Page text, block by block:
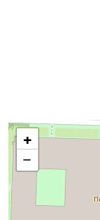
+
−